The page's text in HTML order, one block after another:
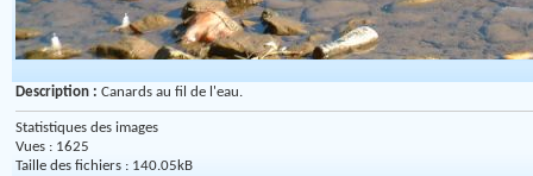
Description : Canards au fil de l'eau.
Statistiques des images
Vues : 1625
Taille des fichiers : 140.05kB